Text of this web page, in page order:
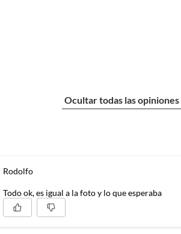
Ocultar todas las opiniones
Rodolfo
Todo ok, es igual a la foto y lo que esperaba